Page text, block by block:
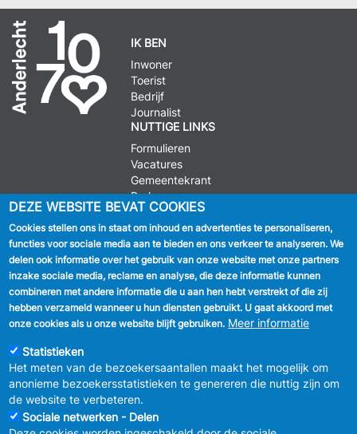
IK BEN
Inwoner
Toerist
Bedrijf
Journalist
NUTTIGE LINKS
Formulieren
Vacatures
Gemeentekrant
Parkeren
VOLG ONS
Facebook
Linkedin
Instagram
DEZE WEBSITE BEVAT COOKIES
Cookies stellen ons in staat om inhoud en advertenties te personaliseren,
functies voor sociale media aan te bieden en ons verkeer te analyseren. We
delen ook informatie over het gebruik van onze website met onze partners
inzake sociale media, reclame en analyse, die deze informatie kunnen
combineren met andere informatie die u aan hen hebt verstrekt of die zij
hebben verzameld wanneer u hun diensten gebruikt. U gaat akkoord met
onze cookies als u onze website blijft gebruiken. Meer informatie
Statistieken
Het meten van de bezoekersaantallen maakt het mogelijk om
anonieme bezoekersstatistieken te genereren die nuttig zijn om
de website te verbeteren.
Sociale netwerken - Delen